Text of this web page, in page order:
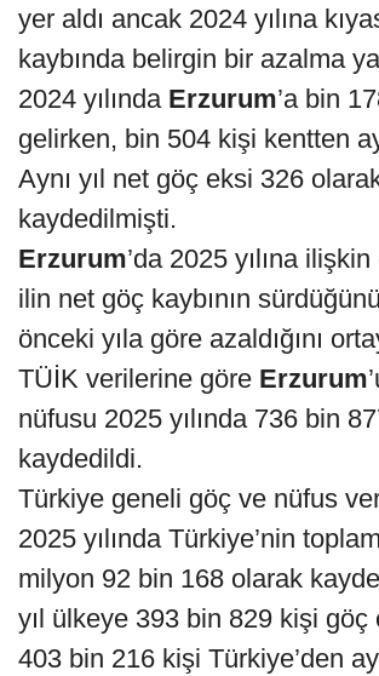
yer aldı ancak 2024 yılına
kaybında belirgin bir azalma
2024 yılında Erzurum’a bin
gelirken, bin 504 kişi kentten
Aynı yıl net göç eksi 326
kaydedilmişti.
Erzurum’da 2025 yılına
ilin net göç kaybının
önceki yıla göre azaldığını
TÜİK verilerine göre Erzurum
nüfusu 2025 yılında 736 bin
kaydedildi.
Türkiye geneli göç ve nüfus
2025 yılında Türkiye’nin
milyon 92 bin 168 olarak
yıl ülkeye 393 bin 829 kişi göç
403 bin 216 kişi Türkiye’den